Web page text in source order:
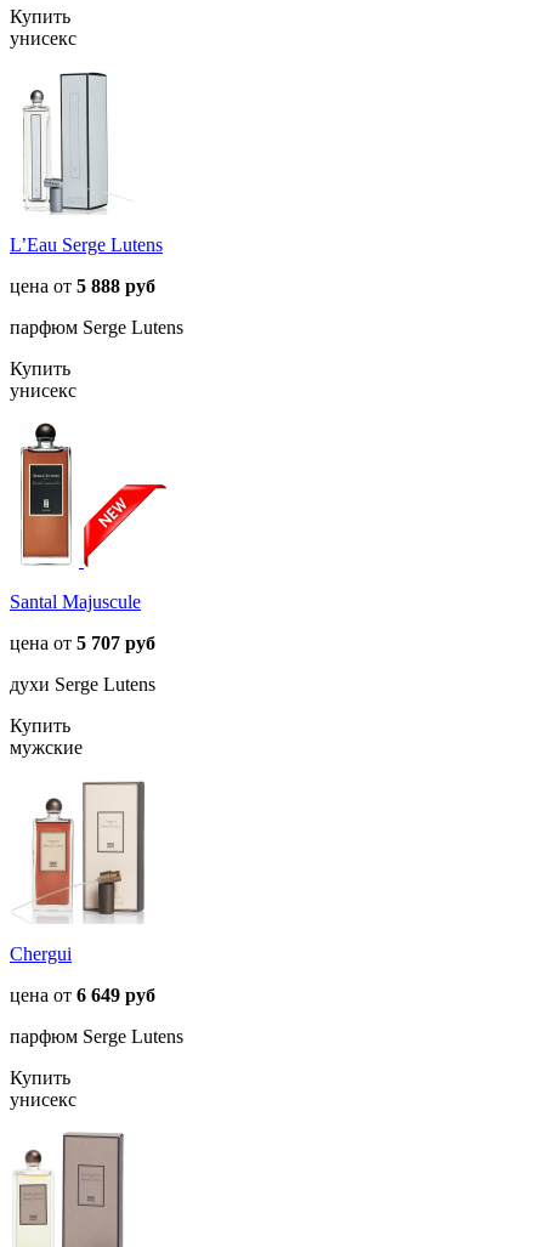
Купить
унисекс
L’Eau Serge Lutens
цена от 5 888 руб
парфюм Serge Lutens
Купить
унисекс
Santal Majuscule
цена от 5 707 руб
духи Serge Lutens
Купить
мужские
Chergui
цена от 6 649 руб
парфюм Serge Lutens
Купить
унисекс